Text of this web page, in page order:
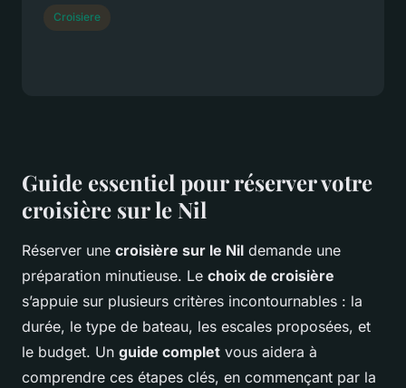
Guide essentiel pour réserver votre
croisière sur le Nil
Réserver une croisière sur le Nil demande une
préparation minutieuse. Le choix de croisière
s’appuie sur plusieurs critères incontournables : la
durée, le type de bateau, les escales proposées, et
le budget. Un guide complet vous aidera à
comprendre ces étapes clés, en commençant par la
Croisiere